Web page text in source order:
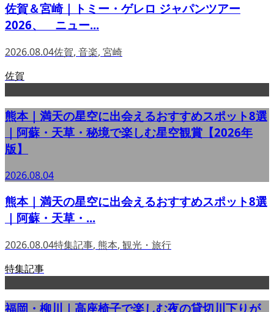
佐賀＆宮崎｜トミー・ゲレロ ジャパンツアー
2026、 ニュー...
2026.08.04佐賀, 音楽, 宮崎
佐賀
熊本｜満天の星空に出会えるおすすめスポット8選
｜阿蘇・天草・秘境で楽しむ星空観賞【2026年
版】
2026.08.04
熊本｜満天の星空に出会えるおすすめスポット8選
｜阿蘇・天草・...
2026.08.04特集記事, 熊本, 観光・旅行
特集記事
福岡・柳川｜高座椅子で楽しむ夜の貸切川下りが